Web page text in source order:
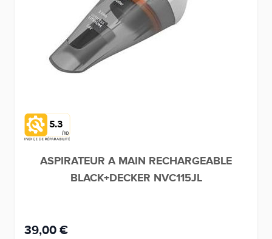
5.3
ASPIRATEUR A MAIN RECHARGEABLE
BLACK+DECKER NVC115JL
39,00 €